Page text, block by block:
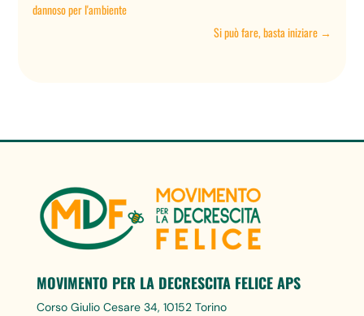
dannoso per l'ambiente
Si può fare, basta iniziare→
MOVIMENTO PER LA DECRESCITA FELICE APS
Corso Giulio Cesare 34, 10152 Torino